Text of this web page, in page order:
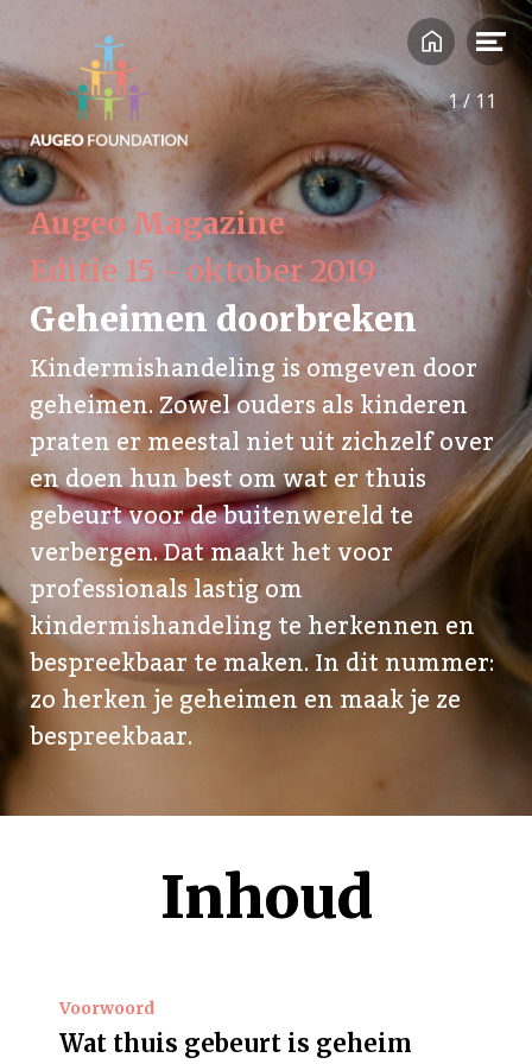
Augeo Magazine
Editie 15 - oktober 2019
Geheimen doorbreken
Kindermishandeling is omgeven door
geheimen. Zowel ouders als kinderen
praten er meestal niet uit zichzelf over
en doen hun best om wat er thuis
gebeurt voor de buitenwereld te
verbergen. Dat maakt het voor
professionals lastig om
kindermishandeling te herkennen en
bespreekbaar te maken. In dit nummer:
zo herken je geheimen en maak je ze
bespreekbaar.
Inhoud
Voorwoord
Wat thuis gebeurt is geheim
1/ 11